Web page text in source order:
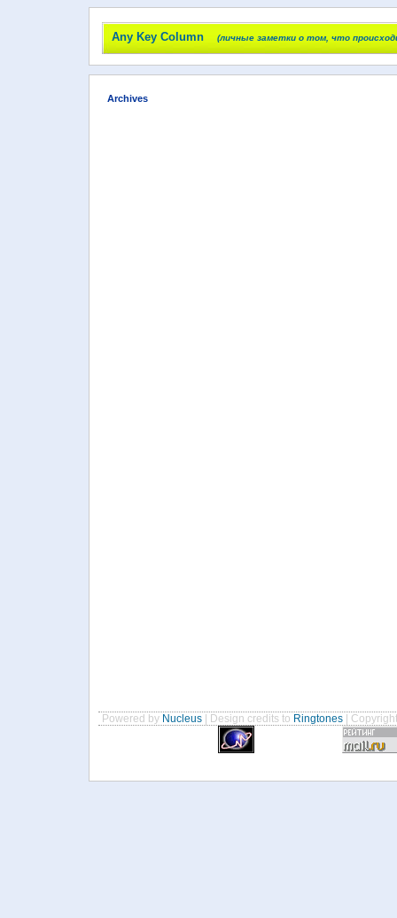
Any Key Column (личные заметки о том, что
Archives
Powered by Nucleus | Design credits to Ringtones |